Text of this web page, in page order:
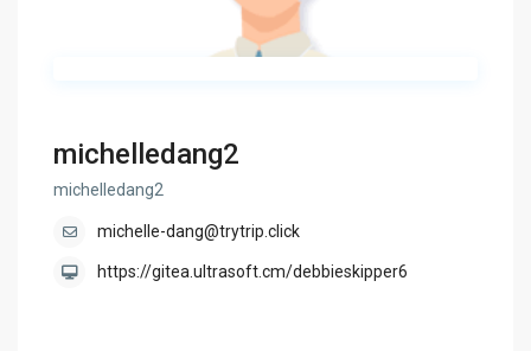
michelledang2
michelledang2
michelle-dang@trytrip.click
https://gitea.ultrasoft.cm/debbieskipper6